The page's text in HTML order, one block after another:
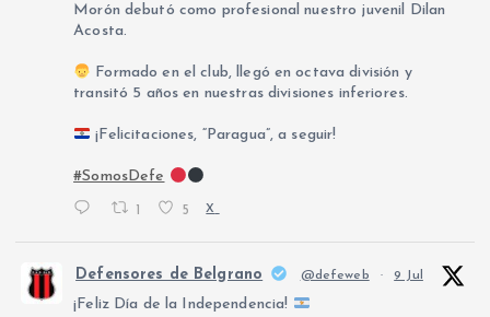
Morón debutó como profesional nuestro juvenil Dilan
Acosta.
Formado en el club, llegó en octava división y
transitó 5 años en nuestras divisiones inferiores.
¡Felicitaciones, “Paragua”, a seguir!
#SomosDefe
1 5 X
Defensores de Belgrano @defeweb · 9 Jul
¡Feliz Día de la Independencia!